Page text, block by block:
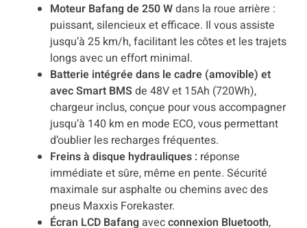
Moteur Bafang de 250 Wdans la roue arrière :
puissant, silencieux et efficace. Il vous assiste
jusqu’à 25 km/h, facilitant les côtes et les trajets
longs avec un effort minimal.
Batterie intégrée dans le cadre (amovible) et
avec Smart BMS de 48V et 15Ah (720Wh),
chargeur inclus, conçue pour vous accompagner
jusqu’à 140 km en mode ECO, vous permettant
d’oublier les recharges fréquentes.
Freins à disque hydrauliques : réponse
immédiate et sûre, même en pente. Sécurité
maximale sur asphalte ou chemins avec des
pneus Maxxis Forekaster.
Écran LCD Bafang avecconnexion Bluetooth,